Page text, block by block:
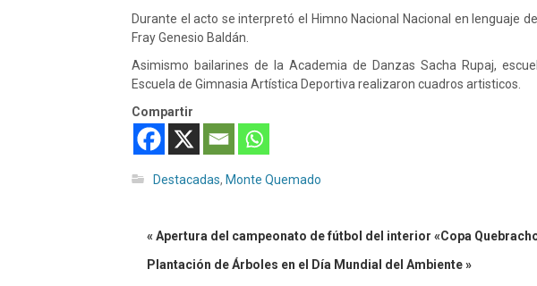
Durante el acto se interpretó el Himno Nacional Nacional en lenguaje
Fray Genesio Baldán.
Asimismo bailarines de la Academia de Danzas Sacha Rupaj,
Escuela de Gimnasia Artística Deportiva realizaron cuadros artisticos.
Compartir
Destacadas, Monte Quemado
« Apertura del campeonato de fútbol del interior «Copa
Plantación de Árboles en el Día Mundial del Ambiente »